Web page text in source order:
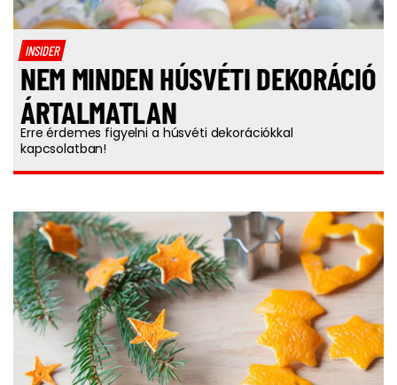
INSIDER
NEM MINDEN HÚSVÉTI DEKORÁCIÓ
ÁRTALMATLAN
Erre érdemes figyelni a húsvéti dekorációkkal
kapcsolatban!